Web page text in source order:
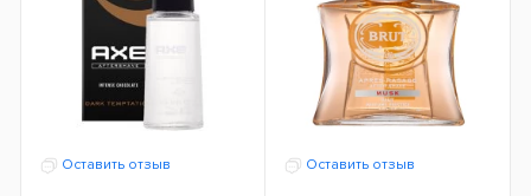
Оставить отзыв Оставить отзыв